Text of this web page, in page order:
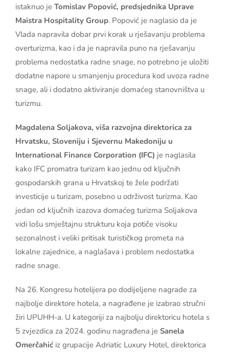
istaknuo je Tomislav Popović, predsjednika Uprave
Maistra Hospitality Group. Popović je naglasio da je
Vlada napravila dobar prvi korak u rješavanju problema
overturizma, kao i da je napravila puno na rješavanju
problema nedostatka radne snage, no potrebno je uložiti
dodatne napore u smanjenju procedura kod uvoza radne
snage, ali i dodatno aktiviranje domaćeg stanovništva u
turizmu.
Magdalena Soljakova, viša razvojna direktorica za
Hrvatsku, Sloveniju i Sjevernu Makedoniju u
International Finance Corporation (IFC) je naglasila
kako IFC promatra turizam kao jednu od ključnih
gospodarskih grana u Hrvatskoj te žele podržati
investicije u turizam, posebno u održivost turizma. Kao
jedan od ključnih izazova domaćeg turizma Soljakova
vidi lošu smještajnu strukturu koja potiče visoku
sezonalnost i veliki pritisak turističkog prometa na
lokalne zajednice, a naglašava i problem nedostatka
radne snage.
Na 26. Kongresu hotelijera po dodijeljene nagrade za
najbolje direktore hotela, a nagrađene je izabrao stručni
žiri UPUHH-a. U kategoriji za najbolju direktoricu hotela s
5 zvjezdica za 2024. godinu nagrađena je Sanela
Omerčahić iz grupacije Adriatic Luxury Hotel, direktorica